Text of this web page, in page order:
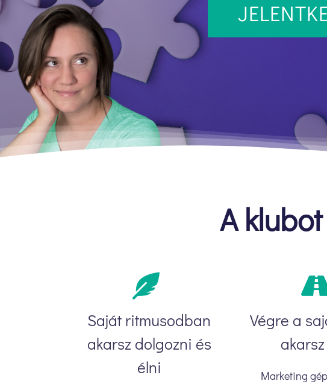
A
Saját ritmusodban
akarsz dolgozni és
élni
Végre a
Marketing